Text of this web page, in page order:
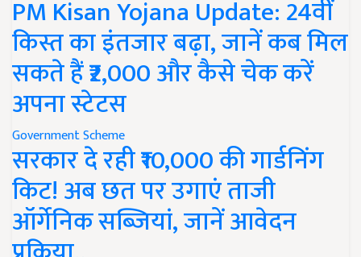
PM Kisan Yojana Update: 24वीं
किस्त का इंतजार बढ़ा, जानें कब मिल
सकते हैं ₹2,000 और कैसे चेक करें
अपना स्टेटस
Government Scheme
सरकार दे रही ₹10,000 की गार्डनिंग
किट! अब छत पर उगाएं ताजी
ऑर्गेनिक सब्जियां, जानें आवेदन